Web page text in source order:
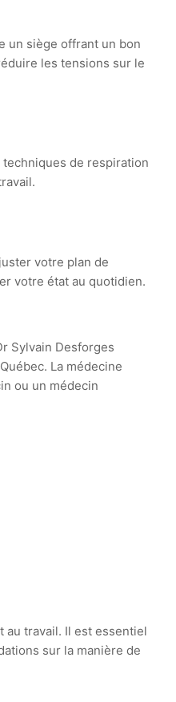
un siège offrant un bon
les tensions sur le
de respiration
votre plan de
votre état au quotidien.
Sylvain Desforges
La médecine
ou un médecin
travail. Il est essentiel
sur la manière de